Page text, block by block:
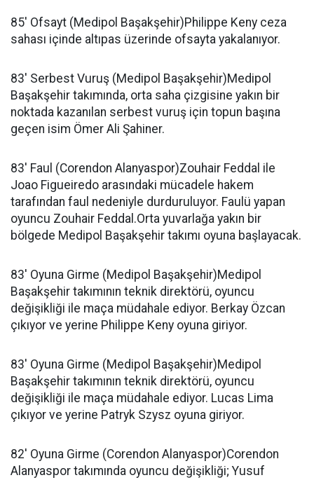
85' Ofsayt (Medipol Başakşehir)Philippe Keny ceza
sahası içinde altıpas üzerinde ofsayta yakalanıyor.
83' Serbest Vuruş (Medipol Başakşehir)Medipol
Başakşehir takımında, orta saha çizgisine yakın bir
noktada kazanılan serbest vuruş için topun başına
geçen isim Ömer Ali Şahiner.
83' Faul (Corendon Alanyaspor)Zouhair Feddal ile
Joao Figueiredo arasındaki mücadele hakem
tarafından faul nedeniyle durduruluyor. Faulü yapan
oyuncu Zouhair Feddal.Orta yuvarlağa yakın bir
bölgede Medipol Başakşehir takımı oyuna başlayacak.
83' Oyuna Girme (Medipol Başakşehir)Medipol
Başakşehir takımının teknik direktörü, oyuncu
değişikliği ile maça müdahale ediyor. Berkay Özcan
çıkıyor ve yerine Philippe Keny oyuna giriyor.
83' Oyuna Girme (Medipol Başakşehir)Medipol
Başakşehir takımının teknik direktörü, oyuncu
değişikliği ile maça müdahale ediyor. Lucas Lima
çıkıyor ve yerine Patryk Szysz oyuna giriyor.
82' Oyuna Girme (Corendon Alanyaspor)Corendon
Alanyaspor takımında oyuncu değişikliği; Yusuf